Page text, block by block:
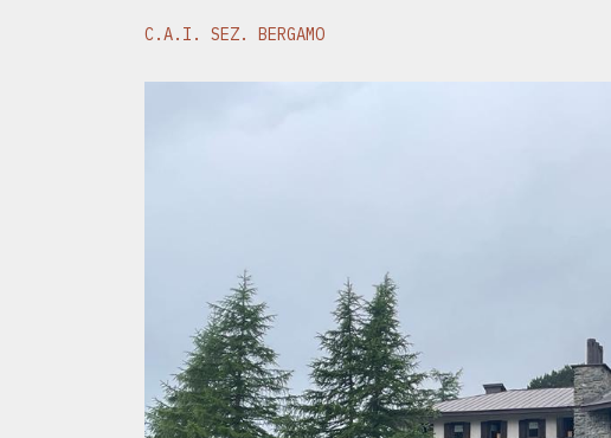
ARRAMPICATA
ALPINISMO
CIASPOLE
CASCATE
C.A.I. SEZ. BERGAMO